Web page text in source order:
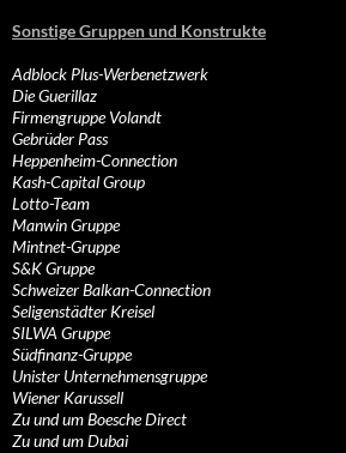
Sonstige Gruppen und Konstrukte
Adblock Plus-Werbenetzwerk
Die Guerillaz
Firmengruppe Volandt
Gebrüder Pass
Heppenheim-Connection
Kash-Capital Group
Lotto-Team
Manwin Gruppe
Mintnet-Gruppe
S&K Gruppe
Schweizer Balkan-Connection
Seligenstädter Kreisel
SILWA Gruppe
Südfinanz-Gruppe
Unister Unternehmensgruppe
Wiener Karussell
Zu und um Boesche Direct
Zu und um Dubai